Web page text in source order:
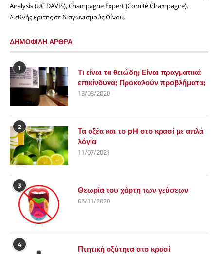
Analysis (UC DAVIS), Champagne Expert (Comité Champagne).
Διεθνής κριτής σε διαγωνισμούς Οίνου.
ΔΗΜΟΦΙΛΗ ΑΡΘΡΑ
1
Τι είναι τα θειώδη; Είναι πραγματικά
επικίνδυνα; Προκαλούν προβλήματα;
13/08/2020
2
Τα οξέα και το pH στο κρασί με απλά
λόγια
11/07/2021
3 Θεωρία του χάρτη των γεύσεων
03/11/2020
4 Πτητική οξύτητα στο κρασί